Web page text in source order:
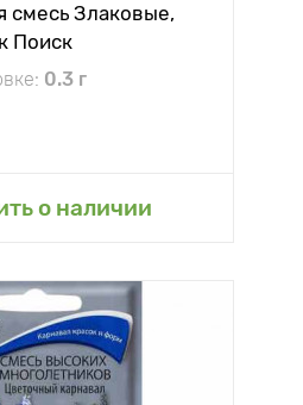
смесь Злаковые,
Поиск
0.3 г
о наличии